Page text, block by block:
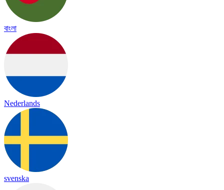
বাংলা
Nederlands
svenska